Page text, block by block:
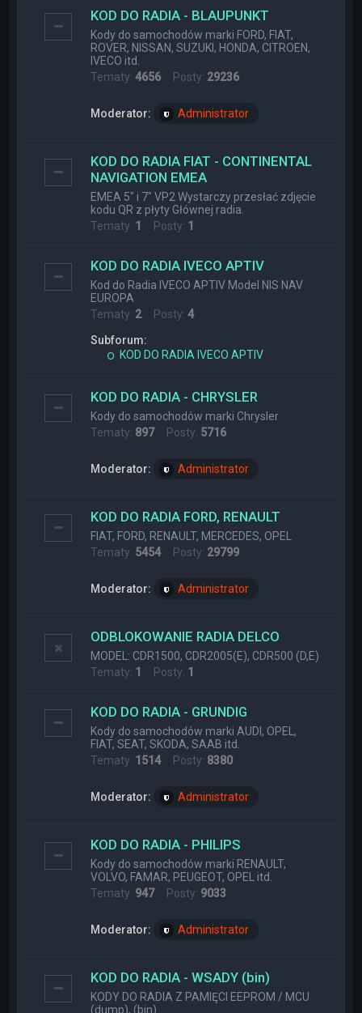
KOD DO RADIA - BLAUPUNKT
Kody do samochodów marki FORD, FIAT,
ROVER, NISSAN, SUZUKI, HONDA, CITROEN,
IVECO itd.
Tematy:4656 Posty: 29236
Moderator: Administrator
KOD DO RADIA FIAT - CONTINENTAL
NAVIGATION EMEA
EMEA 5" i 7" VP2 Wystarczy przesłać zdjęcie
kodu QR z płyty Głównej radia.
Tematy: 1 Posty: 1
KOD DO RADIA IVECO APTIV
Kod do Radia IVECO APTIV Model NIS NAV
EUROPA
Tematy: 2Posty:4
Subforum:
KOD DO RADIA IVECO APTIV
KOD DO RADIA - CHRYSLER
Kody do samochodów marki Chrysler
Tematy: 897Posty: 5716
Moderator: Administrator
KOD DO RADIA FORD, RENAULT
FIAT, FORD, RENAULT, MERCEDES, OPEL
Tematy: 5454Posty: 29799
Moderator: Administrator
ODBLOKOWANIE RADIA DELCO
MODEL: CDR1500, CDR2005(E), CDR500 (D,E)
Tematy: 1 Posty: 1
KOD DO RADIA - GRUNDIG
Kody do samochodów marki AUDI, OPEL,
FIAT, SEAT, SKODA, SAAB itd.
Tematy: 1514Posty: 8380
Moderator: Administrator
KOD DO RADIA - PHILIPS
Kody do samochodów marki RENAULT,
VOLVO, FAMAR, PEUGEOT, OPEL itd.
Tematy: 947Posty: 9033
Moderator: Administrator
KOD DO RADIA - WSADY (bin)
KODY DO RADIA Z PAMIĘCI EEPROM / MCU
(dump), (bin)